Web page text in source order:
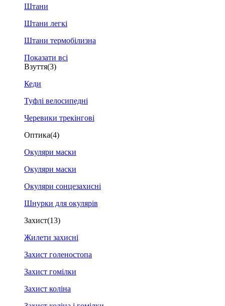
Штани
Штани легкі
Штани термобілизна
Показати всі
Взуття(3)
Кеди
Туфлі велосипедні
Черевики трекінгові
Оптика(4)
Окуляри маски
Окуляри маски
Окуляри сонцезахисні
Шнурки для окулярів
Захист(13)
Жилети захисні
Захист голеностопа
Захист гомілки
Захист коліна